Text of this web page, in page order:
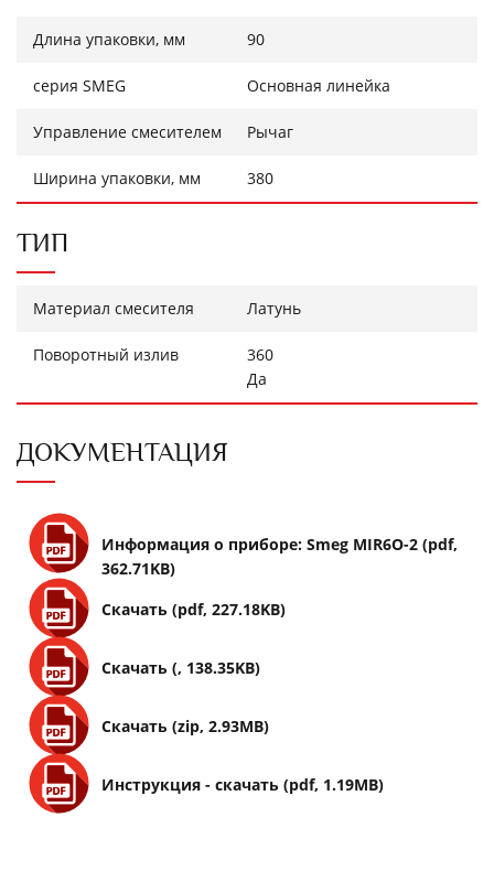
Длина упаковки, мм 90
серия SMEG Основная линейка
Управление смесителем Рычаг
Ширина упаковки, мм 380
ТИП
Материал смесителя Латунь
Поворотный излив
360
Да
ДОКУМЕНТАЦИЯ
Информация о приборе: Smeg MIR6O-2 (pdf,
362.71KB)
Скачать (pdf, 227.18KB)
Скачать (, 138.35KB)
Скачать (zip, 2.93MB)
Инструкция - скачать (pdf, 1.19MB)